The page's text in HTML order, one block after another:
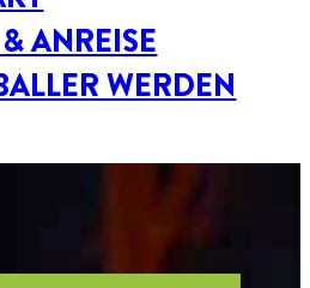
ANREISE
WERDEN